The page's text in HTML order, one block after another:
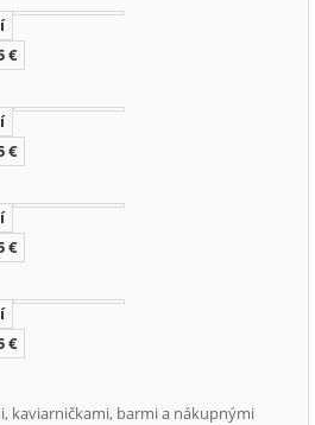
€
€
€
€
kaviarničkami, barmi a nákupnými